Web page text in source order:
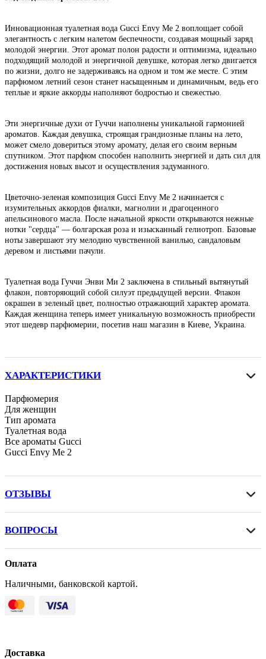
Инновационная туалетная вода Gucci Envy Me 2 воплощает собой
элегантность с легким налетом беспечности, создавая мощный заряд
молодой энергии. Этот аромат полон радости и оптимизма, идеально
подходящий молодой и энергичной девушке, которая легко двигается
по жизни, долго не задерживаясь на одном и том же месте. С этим
парфюмом летний сезон станет насыщенным и динамичным, ведь его
теплые и яркие аккорды наполняют бодростью и свежестью.
Эти энергичные духи от Гуччи наполнены уникальной гармонией
ароматов. Каждая девушка, строящая грандиозные планы на лето,
может смело довериться этому аромату, делая его своим верным
спутником. Этот парфюм способен наполнить энергией и дать сил для
достижения новых высот и осуществления задуманного.
Цветочно-зеленая композиция Gucci Envy Me 2 начинается с
изумительных аккордов фиалки, магнолии и драгоценного
апельсинового масла. После начальной яркости открываются нежные
нотки "сердца" — болгарская роза и изысканный гелиотроп. Базовые
ноты завершают эту мелодию чувственной ванилью, сандаловым
деревом и листьями пачули.
Туалетная вода Гуччи Энви Ми 2 заключена в стильный вытянутый
флакон, повторяющий собой силуэт предыдущей версии. Флакон
окрашен в зеленый цвет, полностью отражающий характер аромата.
Каждая женщина теперь имеет уникальную возможность приобрести
этот шедевр парфюмерии, посетив наш магазин в Киеве, Украина.
ХАРАКТЕРИСТИКИ
Парфюмерия
Для женщин
Тип аромата
Туалетная вода
Все ароматы Gucci
Gucci Envy Me 2
ОТЗЫВЫ
ВОПРОСЫ
Оплата
Наличными, банковской картой.
Доставка